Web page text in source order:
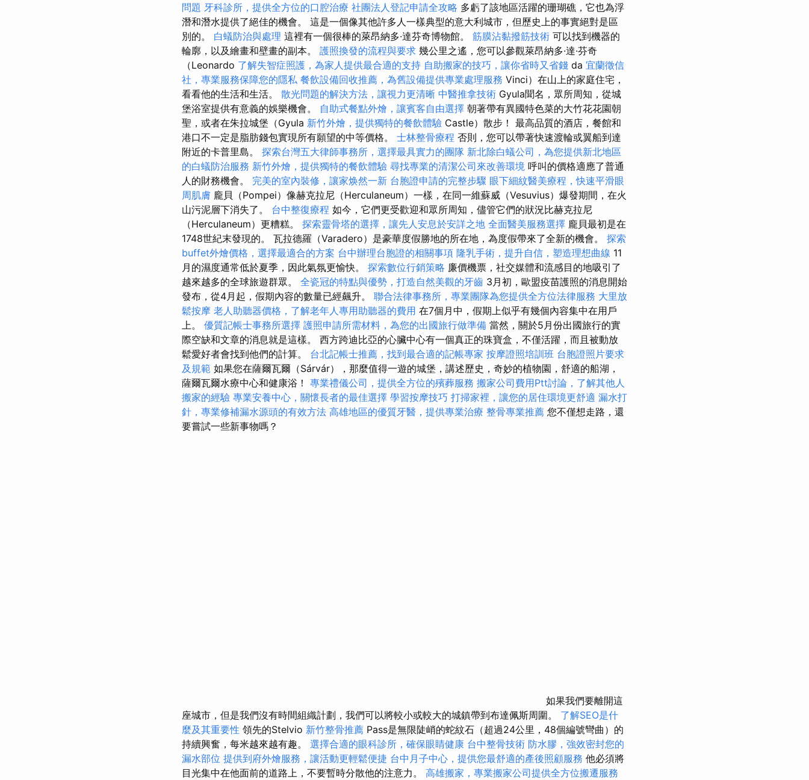
問題 牙科診所，提供全方位的口腔治療 社團法人登記申請全攻略 多虧了該地區活躍的珊瑚礁，它也為浮
潛和潛水提供了絕佳的機會。 這是一個像其他許多人一樣典型的意大利城市，但歷史上的事實絕對是區
別的。 白蟻防治與處理 這裡有一個很棒的萊昂納多·達芬奇博物館。 筋膜沾黏撥筋技術 可以找到機器的
輪廓，以及繪畫和壁畫的副本。 護照換發的流程與要求 幾公里之遙，您可以參觀萊昂納多·達·芬奇
（Leonardo 了解失智症照護，為家人提供最合適的支持 自助搬家的技巧，讓你省時又省錢 da 宜蘭徵信
社，專業服務保障您的隱私 餐飲設備回收推薦，為舊設備提供專業處理服務 Vinci）在山上的家庭住宅，
看看他的生活和生活。 散光問題的解決方法，讓視力更清晰 中醫推拿技術 Gyula聞名，眾所周知，從城
堡浴室提供有意義的娛樂機會。 自助式餐點外燴，讓賓客自由選擇 朝著帶有異國特色菜的大竹花花園朝
聖，或者在朱拉城堡（Gyula 新竹外燴，提供獨特的餐飲體驗 Castle）散步！ 最高品質的酒店，餐館和
港口不一定是脂肪錢包實現所有願望的中等價格。 士林整骨療程 否則，您可以帶著快速渡輪或翼船到達
附近的卡普里島。 探索台灣五大律師事務所，選擇最具實力的團隊 新北除白蟻公司，為您提供新北地區
的白蟻防治服務 新竹外燴，提供獨特的餐飲體驗 尋找專業的清潔公司來改善環境 呼叫的價格適應了普通
人的財務機會。 完美的室內裝修，讓家焕然一新 台胞證申請的完整步驟 眼下細紋醫美療程，快速平滑眼
周肌膚 龐貝（Pompei）像赫克拉尼（Herculaneum）一樣，在同一維蘇威（Vesuvius）爆發期間，在火
山污泥層下消失了。 台中整復療程 如今，它們更受歡迎和眾所周知，儘管它們的狀況比赫克拉尼
（Herculaneum）更糟糕。 探索靈骨塔的選擇，讓先人安息於安詳之地 全面醫美服務選擇 龐貝最初是在
1748世紀末發現的。 瓦拉德羅（Varadero）是豪華度假勝地的所在地，為度假帶來了全新的機會。 探索
buffet外燴價格，選擇最適合的方案 台中辦理台胞證的相關事項 隆乳手術，提升自信，塑造理想曲線 11
月的濕度通常低於夏季，因此氣氛更愉快。 探索數位行銷策略 廉價機票，社交媒體和流感目的地吸引了
越來越多的全球旅遊群眾。 全瓷冠的特點與優勢，打造自然美觀的牙齒 3月初，歐盟疫苗護照的消息開始
發布，從4月起，假期內容的數量已經飆升。 聯合法律事務所，專業團隊為您提供全方位法律服務 大里放
鬆按摩 老人助聽器價格，了解老年人專用助聽器的費用 在7個月中，假期上似乎有幾個內容集中在用戶
上。 優質記帳士事務所選擇 護照申請所需材料，為您的出國旅行做準備 當然，關於5月份出國旅行的實
際空缺和文章的消息就是這樣。 西方跨迪比亞的心臟中心有一個真正的珠寶盒，不僅活躍，而且被動放
鬆愛好者會找到他們的計算。 台北記帳士推薦，找到最合適的記帳專家 按摩證照培訓班 台胞證照片要求
及規範 如果您在薩爾瓦爾（Sárvár），那麼值得一遊的城堡，講述歷史，奇妙的植物園，舒適的船湖，
薩爾瓦爾水療中心和健康浴！ 專業禮儀公司，提供全方位的殯葬服務 搬家公司費用Ptt討論，了解其他人
搬家的經驗 專業安養中心，關懷長者的最佳選擇 學習按摩技巧 打掃家裡，讓您的居住環境更舒適 漏水打
針，專業修補漏水源頭的有效方法 高雄地區的優質牙醫，提供專業治療 整骨專業推薦 您不僅想走路，還
要嘗試一些新事物嗎？
如果我們要離開這
座城市，但是我們沒有時間組織計劃，我們可以將較小或較大的城鎮帶到布達佩斯周圍。 了解SEO是什
麼及其重要性 領先的Stelvio 新竹整骨推薦 Pass是無限陡峭的蛇紋石（超過24公里，48個編號彎曲）的
持續興奮，每米越來越有趣。 選擇合適的眼科診所，確保眼睛健康 台中整骨技術 防水膠，強效密封您的
漏水部位 提供到府外燴服務，讓活動更輕鬆便捷 台中月子中心，提供您最舒適的產後照顧服務 他必須將
目光集中在他面前的道路上，不要暫時分散他的注意力。 高雄搬家，專業搬家公司提供全方位搬遷服務